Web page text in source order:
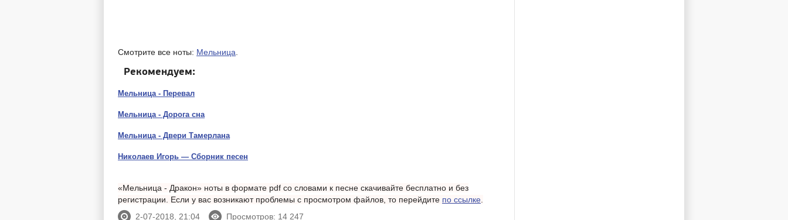
Смотрите все ноты: Мельница
Рекомендуем:
Мельница - Перевал
Мельница - Дорога сна
Мельница - Двери Тамерлана
Николаев Игорь — Сборник песен
«Мельница - Дракон» ноты в формате pdf со словами к песне скачивайте бесплатно и без
регистрации. Если у вас возникают проблемы с просмотром файлов, то перейдите по ссылке.
2-07-2018, 21:04
Просмотров: 14 247